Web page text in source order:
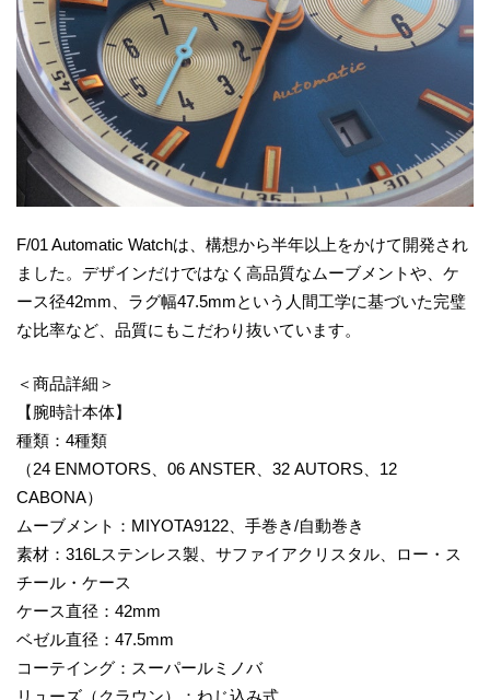
F/01 Automatic Watchは、構想から半年以上をかけて開発され
ました。デザインだけではなく高品質なムーブメントや、ケ
ース径42mm、ラグ幅47.5mmという人間工学に基づいた完璧
な比率など、品質にもこだわり抜いています。
＜商品詳細＞
【腕時計本体】
種類：4種類
（24 ENMOTORS、06 ANSTER、32 AUTORS、12
CABONA）
ムーブメント：MIYOTA9122、手巻き/自動巻き
素材：316Lステンレス製、サファイアクリスタル、ロー・ス
チール・ケース
ケース直径：42mm
ベゼル直径：47.5mm
コーテイング：スーパールミノバ
リューズ（クラウン）：ねじ込み式